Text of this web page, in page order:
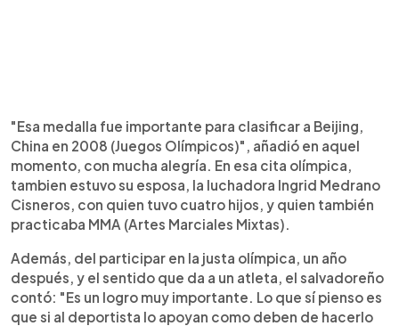
"Esa medalla fue importante para clasificar a Beijing,
China en 2008 (Juegos Olímpicos)", añadió en aquel
momento, con mucha alegría. En esa cita olímpica,
tambien estuvo su esposa, la luchadora Ingrid Medrano
Cisneros, con quien tuvo cuatro hijos, y quien también
practicaba MMA (Artes Marciales Mixtas).
Además, del participar en la justa olímpica, un año
después, y el sentido que da a un atleta, el salvadoreño
contó: "Es un logro muy importante. Lo que sí pienso es
que si al deportista lo apoyan como deben de hacerlo